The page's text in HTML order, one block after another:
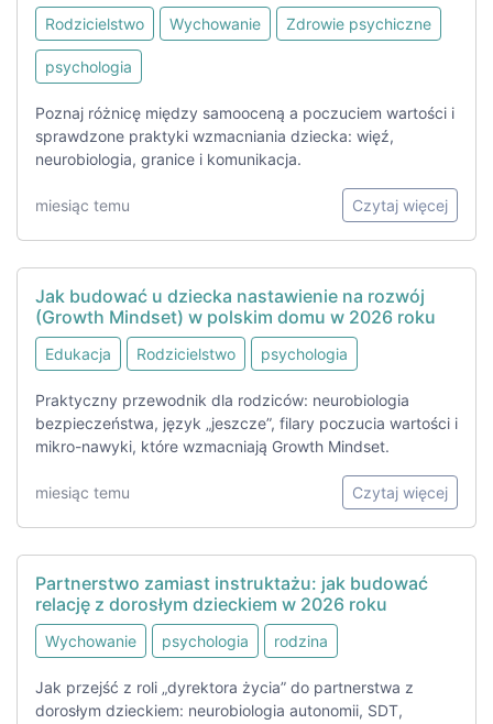
Rodzicielstwo Wychowanie Zdrowie psychiczne
psychologia
Poznaj różnicę między samooceną a poczuciem wartości i
sprawdzone praktyki wzmacniania dziecka: więź,
neurobiologia, granice i komunikacja.
miesiąc temu Czytaj więcej
Jak budować u dziecka nastawienie na rozwój
(Growth Mindset) w polskim domu w 2026 roku
Edukacja Rodzicielstwo psychologia
Praktyczny przewodnik dla rodziców: neurobiologia
bezpieczeństwa, język „jeszcze”, filary poczucia wartości i
mikro-nawyki, które wzmacniają Growth Mindset.
miesiąc temu Czytaj więcej
Partnerstwo zamiast instruktażu: jak budować
relację z dorosłym dzieckiem w 2026 roku
Wychowanie psychologia rodzina
Jak przejść z roli „dyrektora życia” do partnerstwa z
dorosłym dzieckiem: neurobiologia autonomii, SDT,